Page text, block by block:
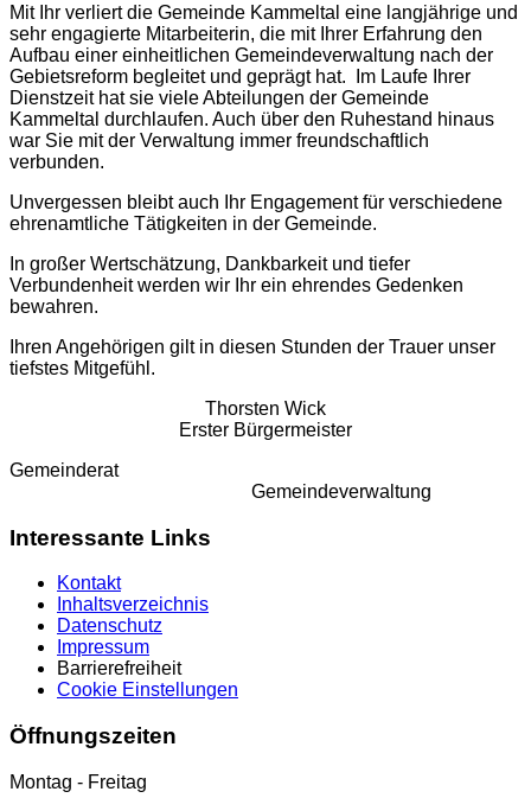
Mit Ihr verliert die Gemeinde Kammeltal eine langjährige und
sehr engagierte Mitarbeiterin, die mit Ihrer Erfahrung den
Aufbau einer einheitlichen Gemeindeverwaltung nach der
Gebietsreform begleitet und geprägt hat. Im Laufe Ihrer
Dienstzeit hat sie viele Abteilungen der Gemeinde
Kammeltal durchlaufen. Auch über den Ruhestand hinaus
war Sie mit der Verwaltung immer freundschaftlich
verbunden.
Unvergessen bleibt auch Ihr Engagement für verschiedene
ehrenamtliche Tätigkeiten in der Gemeinde.
In großer Wertschätzung, Dankbarkeit und tiefer
Verbundenheit werden wir Ihr ein ehrendes Gedenken
bewahren.
Ihren Angehörigen gilt in diesen Stunden der Trauer unser
tiefstes Mitgefühl.
Thorsten Wick
Erster Bürgermeister
Gemeinderat
Gemeindeverwaltung
Interessante Links
Kontakt
Inhaltsverzeichnis
Datenschutz
Impressum
Barrierefreiheit
Cookie Einstellungen
Öffnungszeiten
Montag - Freitag